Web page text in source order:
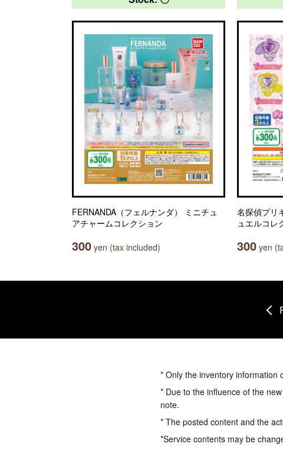
FERNANDA（フェルナンダ） ミニチュ
アチャームコレクション
300 yen (tax included)
名探偵プリ
ュエルコレ
300 yen
* Only the inventory information
* Due to the influence of the
note.
* The posted content and the
*Service contents may be